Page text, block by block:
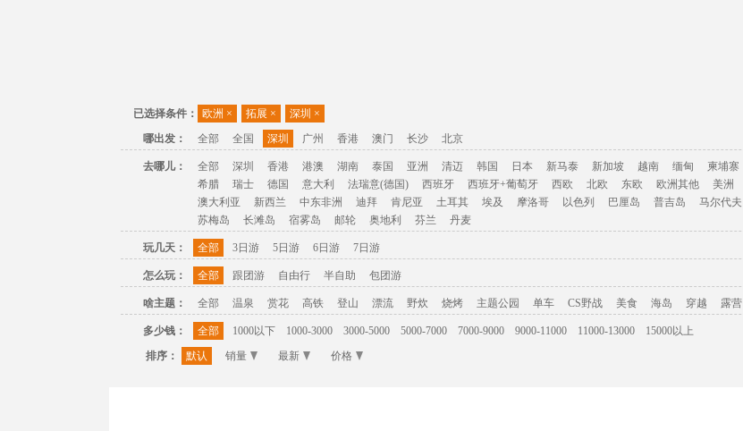
已选择条件： 欧洲 × 拓展 × 深圳 ×
哪出发：
全部 全国 深圳 广州 香港 澳门 长沙 北京
去哪儿： 全部 深圳 香港 港澳 湖南 泰国 亚洲 清迈 韩国 日本 新马泰 新加坡 越南 缅甸 柬埔寨
希腊
瑞士 德国 意大利 法瑞意(德国) 西班牙 西班牙+葡萄牙 西欧 北欧 东欧 欧洲其他 美洲
澳大利亚
新西兰 中东非洲 迪拜 肯尼亚 土耳其 埃及 摩洛哥 以色列 巴厘岛 普吉岛 马尔代夫
苏梅岛
长滩岛 宿雾岛 邮轮 奥地利 芬兰 丹麦
玩几天： 全部 3日游 5日游 6日游 7日游
怎么玩： 全部 跟团游 自由行 半自助 包团游
啥主题： 全部 温泉 赏花 高铁 登山 漂流 野炊 烧烤 主题公园 单车 CS野战 美食 海岛 穿越 露营
多少钱： 全部 1000以下 1000-3000 3000-5000 5000-7000 7000-9000 9000-11000 11000-13000
15000以上
排序：
默认 销量 最新 价格